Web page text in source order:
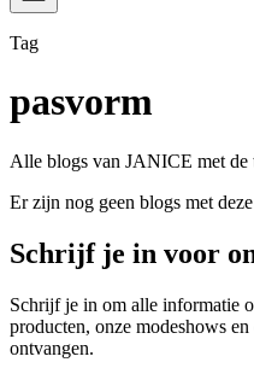
Tag
pasvorm
Alle blogs van JANICE met de
Er zijn nog geen blogs met
Schrijf je in voor
Schrijf je in om alle informatie
producten, onze modeshows
ontvangen.